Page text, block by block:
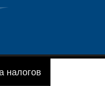
налогов